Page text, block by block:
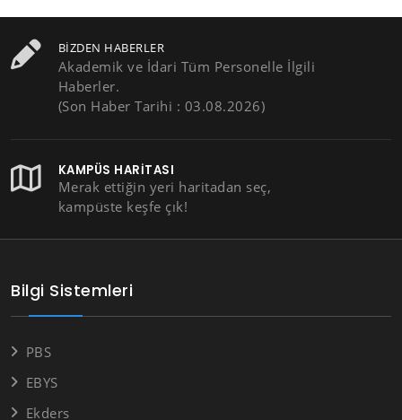
BIZDEN HABERLER
Akademik ve İdari Tüm Personelle İlgili
Haberler.
(Son Haber Tarihi : 03.08.2026)
KAMPÜS HARITASI
Merak ettiğin yeri haritadan seç,
kampüste keşfe çık!
Bilgi Sistemleri
PBS
EBYS
Ekders